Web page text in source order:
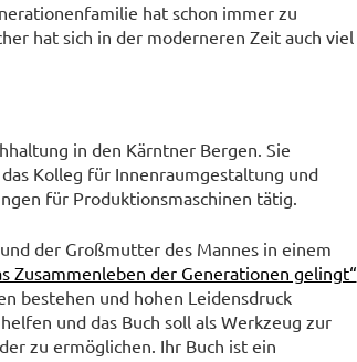
hat schon immer zu
hat sich in der moderneren Zeit auch viel
in den Kärntner Bergen. Sie
Kolleg für Innenraumgestaltung und
für Produktionsmaschinen tätig.
der Großmutter des Mannes in einem
Zusammenleben der Generationen gelingt“
bestehen und hohen Leidensdruck
und das Buch soll als Werkzeug zur
zu ermöglichen. Ihr Buch ist ein